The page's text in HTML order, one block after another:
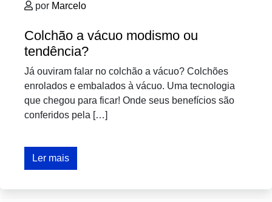
por Marcelo
Colchão a vácuo modismo ou
tendência?
Já ouviram falar no colchão a vácuo? Colchões
enrolados e embalados à vácuo. Uma tecnologia
que chegou para ficar! Onde seus benefícios são
conferidos pela […]
Ler mais